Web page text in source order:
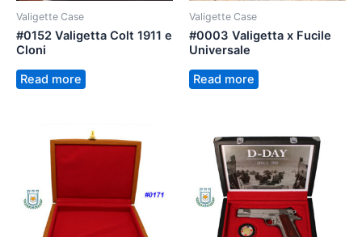
Valigette Case
#0152 Valigetta Colt 1911 e
Cloni
Read more
Valigette Case
#0003 Valigetta x Fucile
Universale
Read more